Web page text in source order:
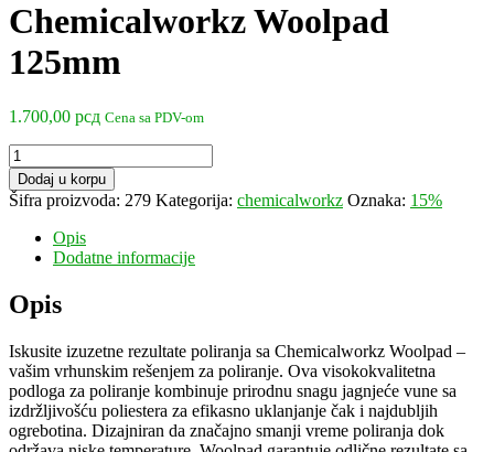
Chemicalworkz Woolpad
125mm
1.700,00 рсд Cena sa PDV-om
Chemicalworkz
Woolpad
125mm
količina
Dodaj u korpu
Šifra proizvoda: 279 Kategorija: chemicalworkz Oznaka: 15%
Opis
Dodatne informacije
Opis
Iskusite izuzetne rezultate poliranja sa Chemicalworkz Woolpad –
vašim vrhunskim rešenjem za poliranje. Ova visokokvalitetna
podloga za poliranje kombinuje prirodnu snagu jagnjeće vune sa
izdržljivošću poliestera za efikasno uklanjanje čak i najdubljih
ogrebotina. Dizajniran da značajno smanji vreme poliranja dok